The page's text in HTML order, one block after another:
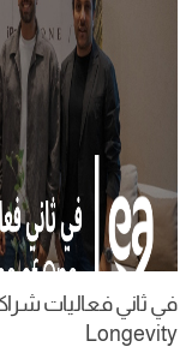
Longevity